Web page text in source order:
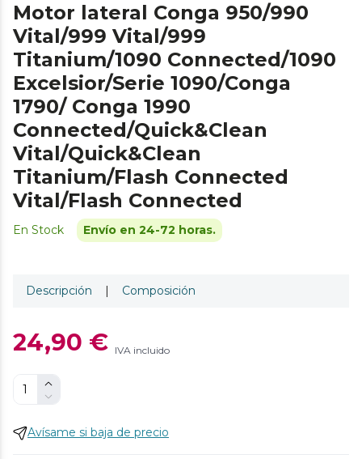
Motor lateral Conga 950/990
Vital/999 Vital/999
Titanium/1090 Connected/1090
Excelsior/Serie 1090/Conga
1790/ Conga 1990
Connected/Quick&Clean
Vital/Quick&Clean
Titanium/Flash Connected
Vital/Flash Connected
En Stock Envío en 24-72 horas.
Descripción | Composición
24,90 € IVA incluido
Avísame si baja de precio